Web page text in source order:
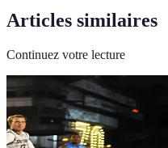
Articles similaires
Continuez votre lecture